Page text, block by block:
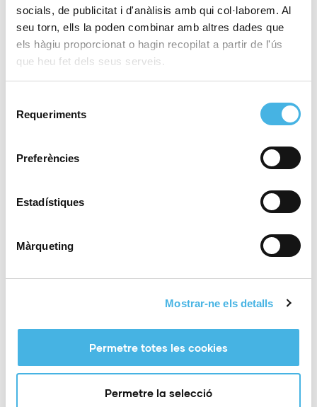
socials, de publicitat i d'anàlisis amb qui col·laborem. Al
seu torn, ells la poden combinar amb altres dades que
els hàgiu proporcionat o hagin recopilat a partir de l'ús
que heu fet dels seus serveis.
Requeriments
Preferències
Estadístiques
Màrqueting
Mostrar-ne els detalls
Permetre totes les cookies
Permetre la selecció
El València Club d’Hoquei,
a brindar el tercer ascens
Comunitat de l’Esport
28 de maig de 2026
obra l’ascens a Asobal
València tornarà a acollir
El PAS Alcoi acomiada a
dos dels seus herois
d’Europa
21 de maig de 2026